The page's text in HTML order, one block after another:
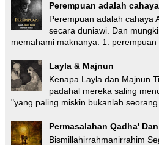
Perempuan adalah
Perempuan adalah cahaya
secara duniawi. Dan
memahami maknanya. 1. perempuan
Layla & Majnun
Kenapa Layla dan Majnun
padahal mereka saling
"yang paling miskin bukanlah seorang
Permasalahan Qadha'
Bismillahirrahmanirrahim